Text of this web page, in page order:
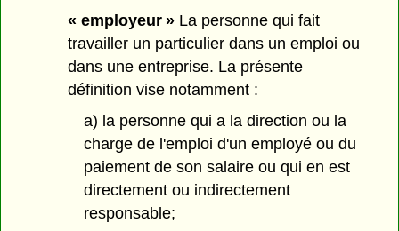
« employeur » La personne qui fait
travailler un particulier dans un emploi ou
dans une entreprise. La présente
définition vise notamment :
a) la personne qui a la direction ou la
charge de l'emploi d'un employé ou du
paiement de son salaire ou qui en est
directement ou indirectement
responsable;